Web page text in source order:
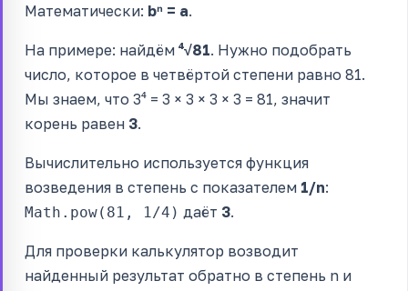
Математически: bⁿ = a.
На примере: найдём ⁴√81. Нужно подобрать
число, которое в четвёртой степени равно 81.
Мы знаем, что 3⁴ = 3 × 3 × 3 × 3 = 81, значит
корень равен 3.
Вычислительно используется функция
возведения в степень с показателем 1/n:
Math.pow(81, 1/4) даёт 3.
Для проверки калькулятор возводит
найденный результат обратно в степень n и